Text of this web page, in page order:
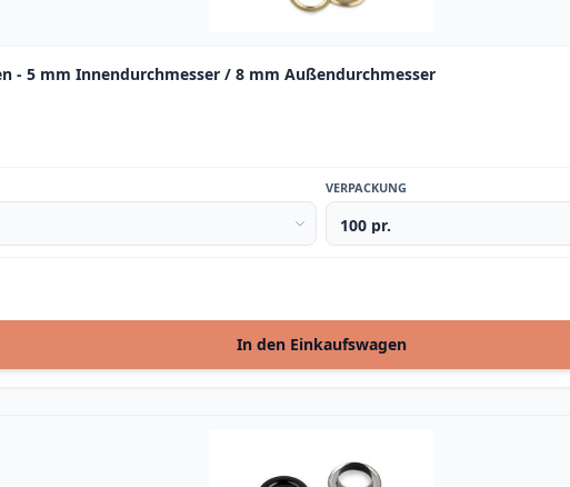
- 5 mm Innendurchmesser / 8 mm Außendurchmesser
VERPACKUNG
In den Einkaufswagen